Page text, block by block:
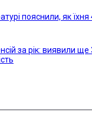
пояснили, як
за рік: виявили ще